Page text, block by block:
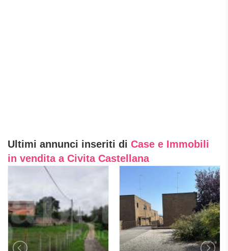
Ultimi annunci inseriti di Case e Immobili
in vendita a Civita Castellana